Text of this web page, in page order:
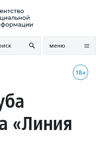
меню
18+
«Линия